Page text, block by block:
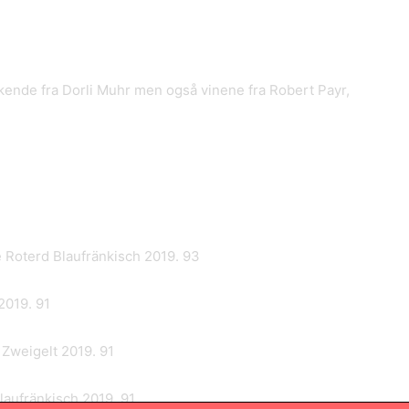
fra Dorli Muhr men også vinene fra Robert Payr,
Blaufränkisch 2019. 93
91
2019. 91
2019. 91